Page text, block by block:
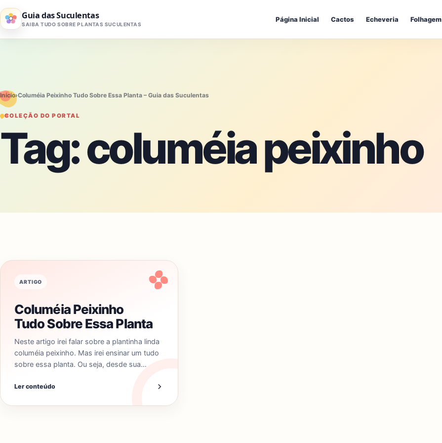
Pular para o conteúdo
Guia das Suculentas
SAIBA TUDO SOBRE PLANTAS SUCULENTAS
Página Inicial Cactos Echeveria Folhagem
Início›Columéia Peixinho Tudo Sobre Essa Planta – Guia das Suculentas
COLEÇÃO DO PORTAL
Tag:columéia peixinho
ARTIGO
Columéia Peixinho
Tudo Sobre Essa Planta
Neste artigo irei falar sobre a plantinha linda
columéia peixinho. Mas irei ensinar um tudo
sobre essa planta. Ou seja, desde sua…
Ler conteúdo